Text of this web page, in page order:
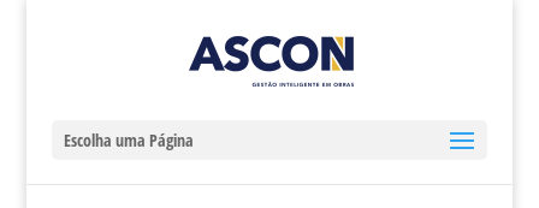
Escolha uma Página